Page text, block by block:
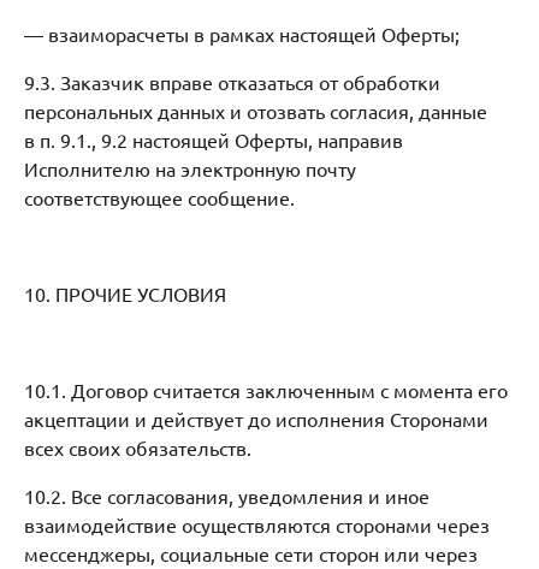
— взаиморасчеты в рамках настоящей Оферты;
9.3. Заказчик вправе отказаться от обработки
персональных данных и отозвать согласия, данные
в п. 9.1., 9.2 настоящей Оферты, направив
Исполнителю на электронную почту
соответствующее сообщение.
10. ПРОЧИЕ УСЛОВИЯ
10.1. Договор считается заключенным с момента его
акцептации и действует до исполнения Сторонами
всех своих обязательств.
10.2. Все согласования, уведомления и иное
взаимодействие осуществляются сторонами через
мессенджеры, социальные сети сторон или через